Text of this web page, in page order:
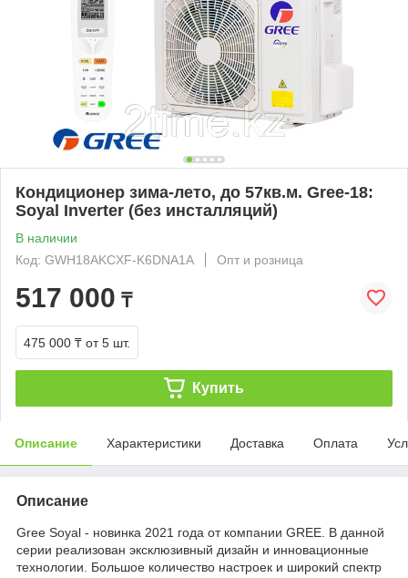
Кондиционер зима-лето, до 57кв.м. Gree-18:
Soyal Inverter (без инсталляций)
В наличии
Код: GWH18AKCXF-K6DNA1A
Опт и розница
517 000 ₸
475 000 ₸ от 5 шт.
Купить
Описание Характеристики Доставка Оплата
Описание
Gree Soyal - новинка 2021 года от компании GREE. В данной
серии реализован эксклюзивный дизайн и инновационные
технологии. Большое количество настроек и широкий спектр